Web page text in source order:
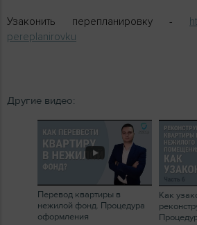
Узаконить перепланировку -
pereplanirovku
Другие видео:
Перевод квартиры в
нежилой фонд. Процедура
оформления
Как